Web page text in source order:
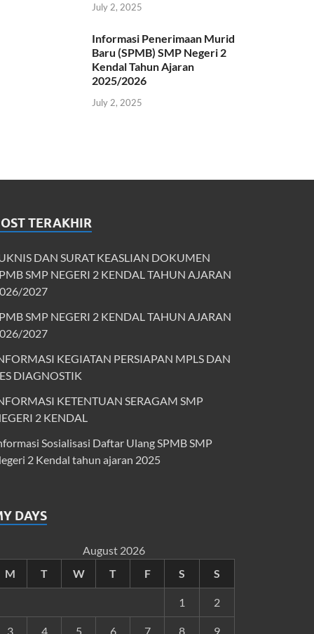
July 2, 2025
Informasi Penerimaan Murid
Baru (SPMB) SMP Negeri 2
Kendal Tahun Ajaran
2025/2026
July 2, 2025
TERAKHIR
DAN SURAT KEASLIAN DOKUMEN
SMP NEGERI 2 KENDAL TAHUN AJARAN
2027
SMP NEGERI 2 KENDAL TAHUN AJARAN
2027
KEGIATAN PERSIAPAN MPLS DAN
DIAGNOSTIK
KETENTUAN SERAGAM SMP
2 KENDAL
Sosialisasi Daftar Ulang SPMB SMP
2 Kendal tahun ajaran 2025
DAYS
August 2026
M
T W T F S S
1 2
3 4 5 6 7 8 9